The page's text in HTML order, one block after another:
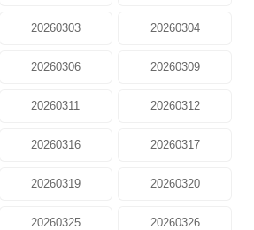
20260303 20260304
20260306 20260309
20260311 20260312
20260316 20260317
20260319 20260320
20260325 20260326